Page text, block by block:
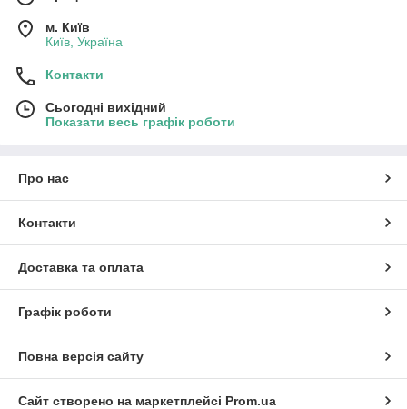
м. Київ
Київ, Україна
Контакти
Сьогодні вихідний
Показати весь графік роботи
Про нас
Контакти
Доставка та оплата
Графік роботи
Повна версія сайту
Сайт створено на маркетплейсі Prom.ua